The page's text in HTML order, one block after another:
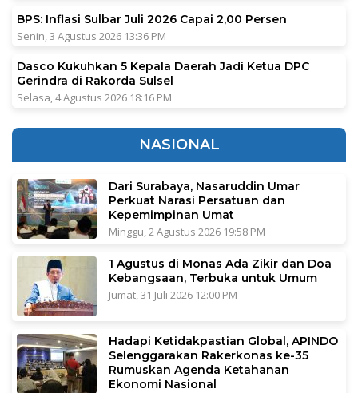
BPS: Inflasi Sulbar Juli 2026 Capai 2,00 Persen
Senin, 3 Agustus 2026 13:36 PM
Dasco Kukuhkan 5 Kepala Daerah Jadi Ketua DPC
Gerindra di Rakorda Sulsel
Selasa, 4 Agustus 2026 18:16 PM
NASIONAL
Dari Surabaya, Nasaruddin Umar
Perkuat Narasi Persatuan dan
Kepemimpinan Umat
Minggu, 2 Agustus 2026 19:58 PM
1 Agustus di Monas Ada Zikir dan Doa
Kebangsaan, Terbuka untuk Umum
Jumat, 31 Juli 2026 12:00 PM
Hadapi Ketidakpastian Global, APINDO
Selenggarakan Rakerkonas ke-35
Rumuskan Agenda Ketahanan
Ekonomi Nasional